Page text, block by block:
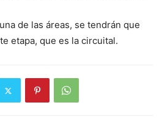
de las áreas, se tendrán que
etapa, que es la circuital.